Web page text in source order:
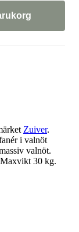
Zuiver.
i valnöt
valnöt.
30 kg.